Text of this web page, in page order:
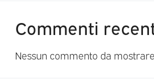
Commenti
Nessun commento da mostrare.